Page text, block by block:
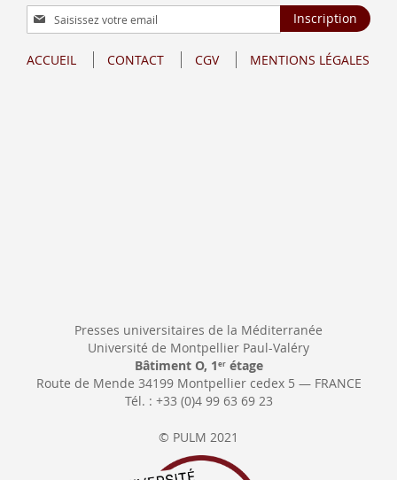
Inscription
à
lettre
Inscription
ACCUEIL CONTACT CGV MENTIONS LÉGALES
Presses universitaires de la Méditerranée
Université de Montpellier Paul-Valéry
Bâtiment O, 1 erétage
Route de Mende 34199 Montpellier cedex 5 — FRANCE
Tél. : +33 (0)4 99 63 69 23
© PULM 2021